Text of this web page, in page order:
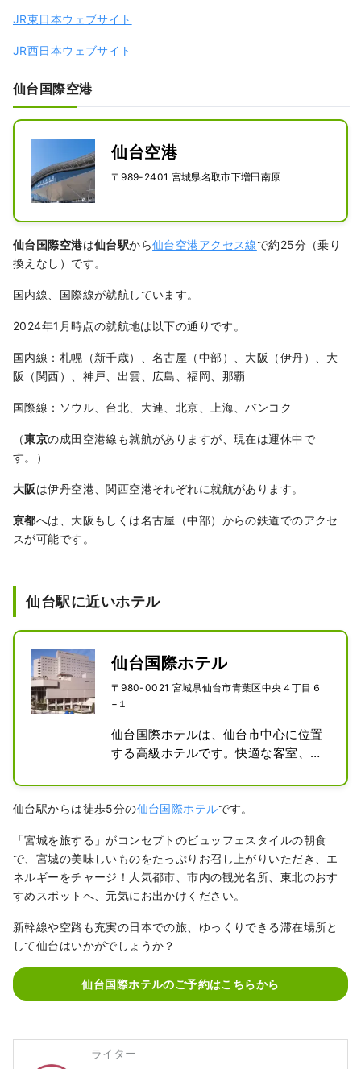
JR東日本ウェブサイト
JR西日本ウェブサイト
仙台国際空港
仙台空港
〒989-2401 宮城県名取市下増田南原
仙台国際空港は仙台駅から仙台空港アクセス線で約25分（乗り
換えなし）です。
国内線、国際線が就航しています。
2024年1月時点の就航地は以下の通りです。
国内線：札幌（新千歳）、名古屋（中部）、大阪（伊丹）、大
阪（関西）、神戸、出雲、広島、福岡、那覇
国際線：ソウル、台北、大連、北京、上海、バンコク
（東京の成田空港線も就航がありますが、現在は運休中で
す。）
大阪は伊丹空港、関西空港それぞれに就航があります。
京都へは、大阪もしくは名古屋（中部）からの鉄道でのアクセ
スが可能です。
仙台駅に近いホテル
仙台国際ホテル
〒980-0021 宮城県仙台市青葉区中央４丁目６
−１
仙台国際ホテルは、仙台市中心に位置
する高級ホテルです。快適な客室、上
備しており、ビジネスや観光に最適な
拠点です。観光名所へのアクセスも良
仙台駅からは徒歩5分の仙台国際ホテルです。
「宮城を旅する」がコンセプトのビュッフェスタイルの朝食
で、宮城の美味しいものをたっぷりお召し上がりいただき、エ
ネルギーをチャージ！人気都市、市内の観光名所、東北のおす
すめスポットへ、元気にお出かけください。
新幹線や空路も充実の日本での旅、ゆっくりできる滞在場所と
して仙台はいかがでしょうか？
仙台国際ホテルのご予約はこちらから
ライター